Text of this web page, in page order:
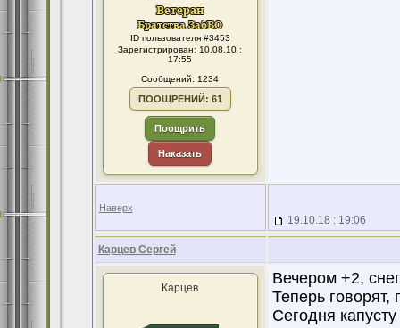
ID пользователя #3453
Зарегистрирован: 10.08.10 :
17:55
Сообщений: 1234
ПООЩРЕНИЙ: 61
Поощрить
Наказать
Наверх
19.10.18 : 19:06
Карцев Сергей
Карцев
Вечером +2,
Теперь говорят,
Сегодня